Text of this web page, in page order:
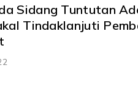
Sidang Tuntutan
Tindaklanjuti